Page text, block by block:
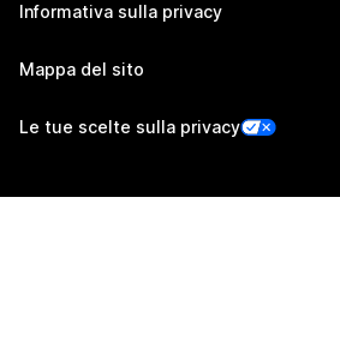
Informativa sulla privacy
Mappa del sito
Le tue scelte sulla privacy